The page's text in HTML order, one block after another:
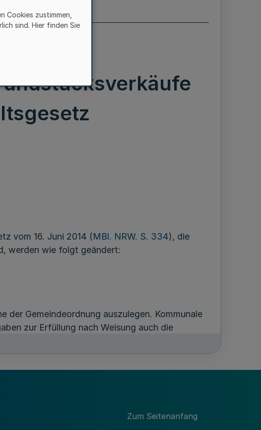
vom 16. Juni 2014 (MBl. NRW. S. 334), die
werden wie folgt geändert:
der Gemeindeordnung auszulegen. Kommunale
zur Erfüllung nach Weisung auch die
Grundstück zu verwirklichen. Eine
Zweckes dienen. Dies gilt
Partizipation an deutlichen
Zum Seitenanfang
Cookies zustimmen,
sind. Hier finden Sie